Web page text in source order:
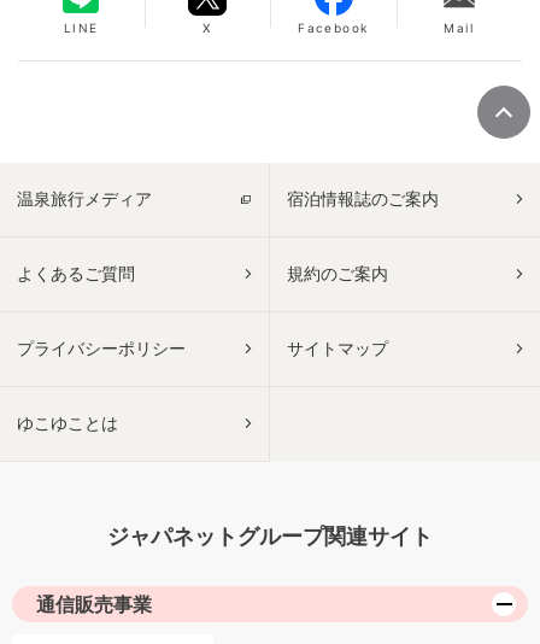
LINE X Facebook Mail
温泉旅行メディア 宿泊情報誌のご案内
よくあるご質問 規約のご案内
プライバシーポリシー サイトマップ
ゆこゆことは
ジャパネットグループ関連サイト
通信販売事業